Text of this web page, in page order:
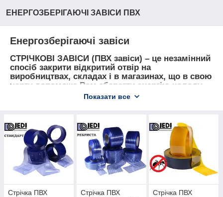
ЕНЕРГОЗБЕРІГАЮЧІ ЗАВІСИ ПВХ
Енергозберігаючі завіси
СТРІЧКОВІ ЗАВІСИ (ПВХ завіси) – це незамінний
спосіб закрити відкритий отвір на
виробництвах, складах і в магазинах, що в свою
чергу допоможе Вам зберегти енергію холоду
або тепла, там де це потрібно!
смугові завіси з ПВХ), а також придбати
необхідну Стрічку ПВХ у рулонах або на метраж
для самостійного виготовлення завіси.
Показати все
Стрічка ПВХ
Стрічка ПВХ
Стрічка ПВХ